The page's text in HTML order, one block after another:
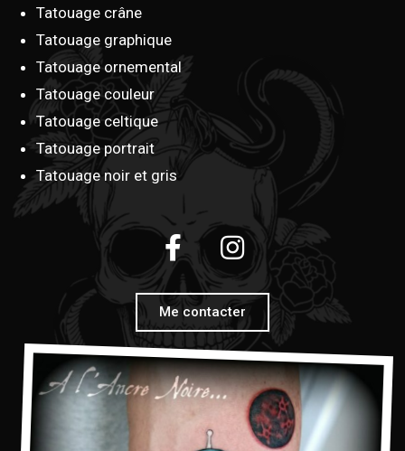
Tatouage crâne
Tatouage graphique
Tatouage ornemental
Tatouage couleur
Tatouage celtique
Tatouage portrait
Tatouage noir et gris
Me contacter